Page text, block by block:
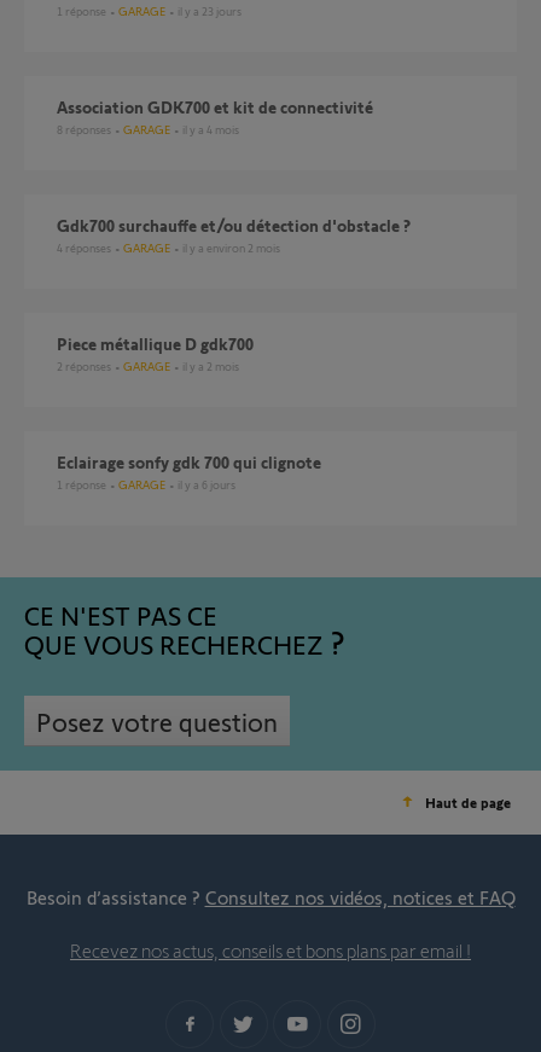
1 réponse GARAGE il y a 23 jours
Association GDK700 et kit de connectivité
8 réponses GARAGE il y a 4 mois
gdk700 surchauffe et/ou détection d'obstacle ?
4 réponses GARAGE il y a environ 2 mois
Piece métallique D gdk700
2 réponses GARAGE il y a 2 mois
eclairage sonfy gdk 700 qui clignote
1 réponse GARAGE il y a 6 jours
CE N'EST PAS CE
QUE VOUS RECHERCHEZ
Posez votre question
Haut de page
Besoin d’assistance ? Consultez nos vidéos, notices et FAQ
Recevez nos actus, conseils et bons plans par email !